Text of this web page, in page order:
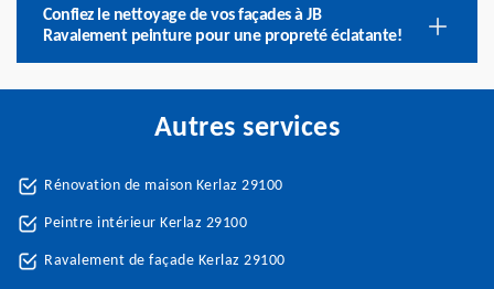
Confiez le nettoyage de vos façades à JB
Ravalement peinture pour une propreté éclatante!
Autres services
Rénovation de maison Kerlaz 29100
Peintre intérieur Kerlaz 29100
Ravalement de façade Kerlaz 29100